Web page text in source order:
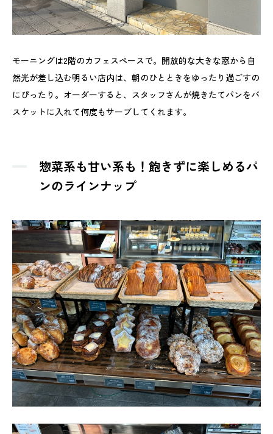
モーニングは2階のカフェスペースで。開放的な大きな窓から自
然光が差し込む明るい店内は、朝のひとときをゆったり過ごすの
にぴったり。オーダーすると、スタッフさんが焼きたてパンをバ
スケットに入れて何度もサーブしてくれます。
惣菜系も甘い系も！飽きずに楽しめるパ
ンのラインナップ